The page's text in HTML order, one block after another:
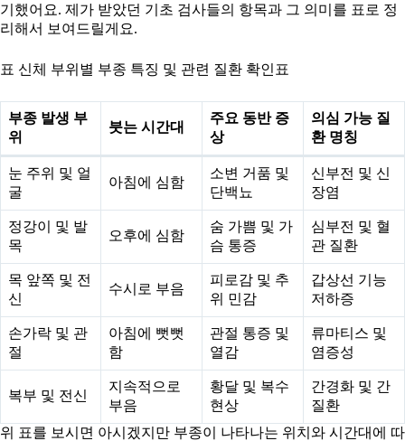
기했어요. 제가 받았던 기초 검사들의 항목과 그 의미를 표로 정
리해서 보여드릴게요.
표 신체 부위별 부종 특징 및 관련 질환 확인표
부종 발생 부
위
붓는 시간대
주요 동반 증
상
의심 가능 질
환 명칭
눈 주위 및 얼
굴
아침에 심함
소변 거품 및
단백뇨
신부전 및 신
장염
정강이 및 발
목
오후에 심함
숨 가쁨 및 가
슴 통증
심부전 및 혈
관 질환
목 앞쪽 및 전
신
수시로 부음
피로감 및 추
위 민감
갑상선 기능
저하증
손가락 및 관
절
아침에 뻣뻣
함
관절 통증 및
열감
류마티스 및
염증성
복부 및 전신
지속적으로
부음
황달 및 복수
현상
간경화 및 간
질환
위 표를 보시면 아시겠지만 부종이 나타나는 위치와 시간대에 따